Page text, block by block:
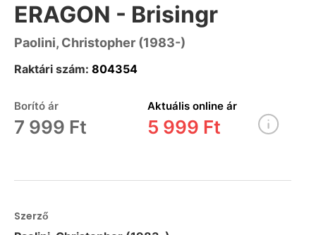
ERAGON - Brisingr
Paolini, Christopher (1983-)
Raktári szám: 804354
Borító ár
7 999 Ft
Aktuális online ár
5 999 Ft
Szerző